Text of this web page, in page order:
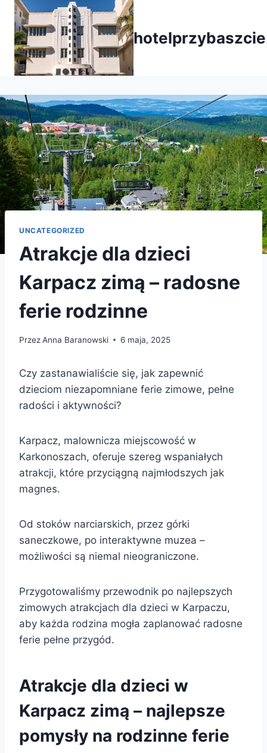
Przejdź
treści
UNCATEGORIZED
Atrakcje dla dzieci
Karpacz zimą – radosne
ferie rodzinne
PrzezAnna Baranowski 6 maja, 2025
Czy zastanawialiście się, jak zapewnić
dzieciom niezapomniane ferie zimowe, pełne
radości i aktywności?
Karpacz, malownicza miejscowość w
Karkonoszach, oferuje szereg wspaniałych
atrakcji, które przyciągną najmłodszych jak
magnes.
Od stoków narciarskich, przez górki
saneczkowe, po interaktywne muzea –
możliwości są niemal nieograniczone.
Przygotowaliśmy przewodnik po najlepszych
zimowych atrakcjach dla dzieci w Karpaczu,
aby każda rodzina mogła zaplanować radosne
ferie pełne przygód.
Atrakcje dla dzieci w
Karpacz zimą – najlepsze
pomysły na rodzinne ferie